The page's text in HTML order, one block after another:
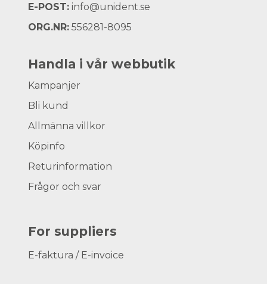
E-POST: info@unident.se
ORG.NR: 556281-8095
Handla i vår webbutik
Kampanjer
Bli kund
Allmänna villkor
Köpinfo
Returinformation
Frågor och svar
For suppliers
E-faktura / E-invoice